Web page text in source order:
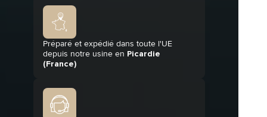
Préparé et expédié dans toute l'UE
depuis notre usine en Picardie
(France)